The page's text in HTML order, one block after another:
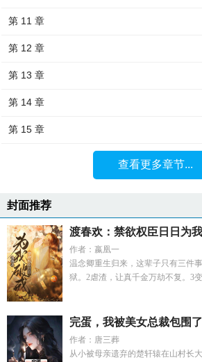
第 11 章
第 12 章
第 13 章
第 14 章
第 15 章
查看更多章节...
封面推荐
渡春欢：禁欲权臣日日为
作者：嬴凰一
温念卿重生归来，这辈子只有三件
狱。2虐渣，让真千金万劫不复。3
完蛋，我被美女总裁包围了
作者：唐三葬
从小被母亲遗弃的楚轩辕在山村长